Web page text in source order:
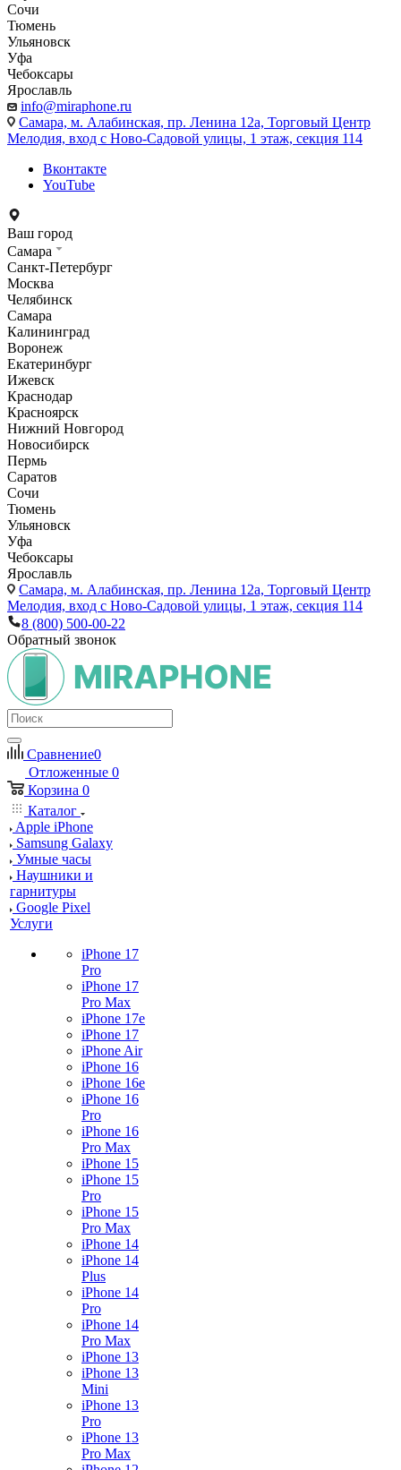
Сочи
Тюмень
Ульяновск
Уфа
Чебоксары
Ярославль
info@miraphone.ru
Самара, м. Алабинская, пр. Ленина 12а, Торговый Центр
Мелодия, вход с Ново-Садовой улицы, 1 этаж, секция 114
Вконтакте
YouTube
Ваш город
Самара
Санкт-Петербург
Москва
Челябинск
Самара
Калининград
Воронеж
Екатеринбург
Ижевск
Краснодар
Красноярск
Нижний Новгород
Новосибирск
Пермь
Саратов
Сочи
Тюмень
Ульяновск
Уфа
Чебоксары
Ярославль
Самара, м. Алабинская, пр. Ленина 12а, Торговый Центр
Мелодия, вход с Ново-Садовой улицы, 1 этаж, секция 114
8 (800) 500-00-22
Обратный звонок
Сравнение0
Отложенные 0
Корзина 0
Каталог
Apple iPhone
Samsung Galaxy
Умные часы
Наушники и
гарнитуры
Google Pixel
Услуги
iPhone 17
Pro
iPhone 17
Pro Max
iPhone 17e
iPhone 17
iPhone Air
iPhone 16
iPhone 16e
iPhone 16
Pro
iPhone 16
Pro Max
iPhone 15
iPhone 15
Pro
iPhone 15
Pro Max
iPhone 14
iPhone 14
Plus
iPhone 14
Pro
iPhone 14
Pro Max
iPhone 13
iPhone 13
Mini
iPhone 13
Pro
iPhone 13
Pro Max